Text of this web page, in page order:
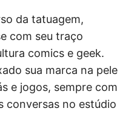
da tatuagem,
com seu traço
comics e geek.
sua marca na pele
e jogos, sempre com
conversas no estúdio